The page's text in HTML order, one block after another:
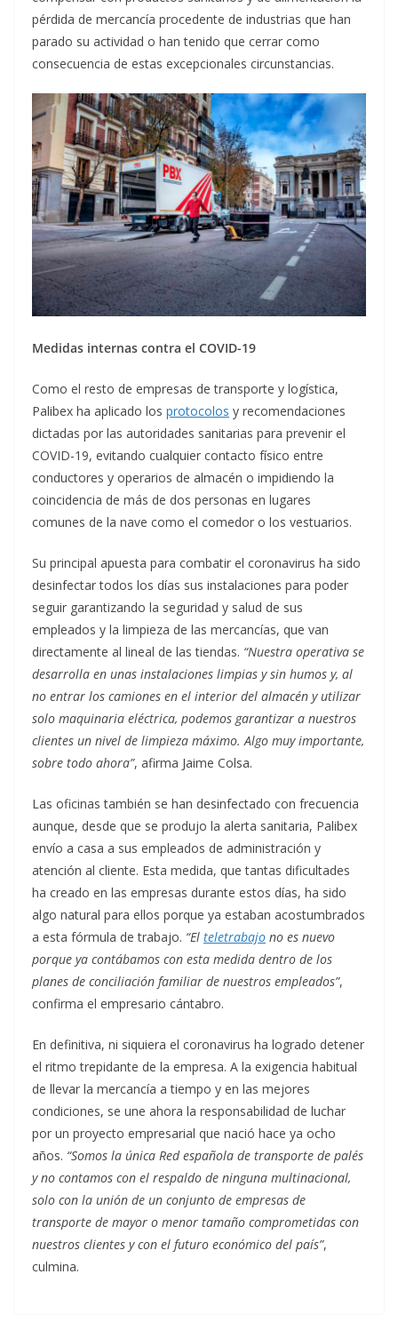
pérdida de mercancía procedente de industrias que han
parado su actividad o han tenido que cerrar como
consecuencia de estas excepcionales circunstancias.
Medidas internas contra el COVID-19
Como el resto de empresas de transporte y logística,
Palibex ha aplicado los protocolos y recomendaciones
dictadas por las autoridades sanitarias para prevenir el
COVID-19, evitando cualquier contacto físico entre
conductores y operarios de almacén o impidiendo la
coincidencia de más de dos personas en lugares
comunes de la nave como el comedor o los vestuarios.
Su principal apuesta para combatir el coronavirus ha sido
desinfectar todos los días sus instalaciones para poder
seguir garantizando la seguridad y salud de sus
empleados y la limpieza de las mercancías, que van
directamente al lineal de las tiendas. “Nuestra operativa se
desarrolla en unas instalaciones limpias y sin humos y, al
no entrar los camiones en el interior del almacén y utilizar
solo maquinaria eléctrica, podemos garantizar a nuestros
clientes un nivel de limpieza máximo. Algo muy importante,
sobre todo ahora”, afirma Jaime Colsa.
Las oficinas también se han desinfectado con frecuencia
aunque, desde que se produjo la alerta sanitaria, Palibex
envío a casa a sus empleados de administración y
atención al cliente. Esta medida, que tantas dificultades
ha creado en las empresas durante estos días, ha sido
algo natural para ellos porque ya estaban acostumbrados
a esta fórmula de trabajo. “El teletrabajo no es nuevo
porque ya contábamos con esta medida dentro de los
planes de conciliación familiar de nuestros empleados”,
confirma el empresario cántabro.
En definitiva, ni siquiera el coronavirus ha logrado detener
el ritmo trepidante de la empresa. A la exigencia habitual
de llevar la mercancía a tiempo y en las mejores
condiciones, se une ahora la responsabilidad de luchar
por un proyecto empresarial que nació hace ya ocho
años. “Somos la única Red española de transporte de palés
y no contamos con el respaldo de ninguna multinacional,
solo con la unión de un conjunto de empresas de
transporte de mayor o menor tamaño comprometidas con
nuestros clientes y con el futuro económico del país”,
culmina.